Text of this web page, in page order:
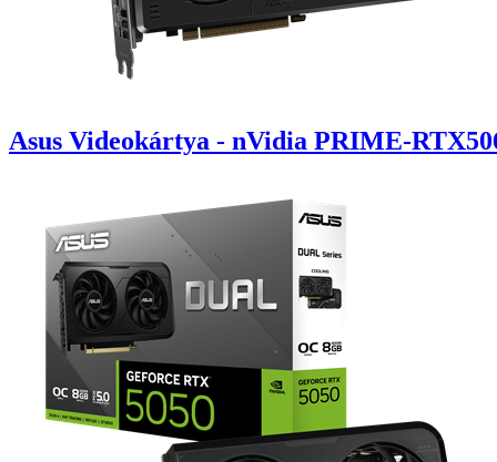
Asus Videokártya - nVidia PRIME-